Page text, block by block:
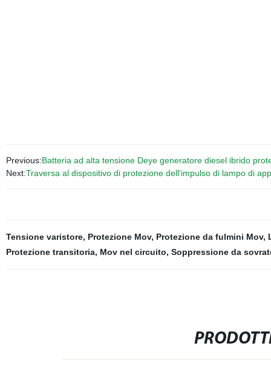
Previous:Batteria ad alta tensione Deye generatore diesel ibrido
Next:Traversa al dispositivo di protezione dell′impulso di lampo di
Tensione varistore, Protezione Mov, Protezione da fulmini Mov,
Protezione transitoria, Mov nel circuito, Soppressione da